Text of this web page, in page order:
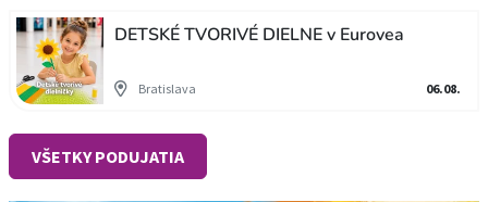
DETSKÉ TVORIVÉ DIELNE v Eurovea
Bratislava 06.08.
VŠETKY PODUJATIA